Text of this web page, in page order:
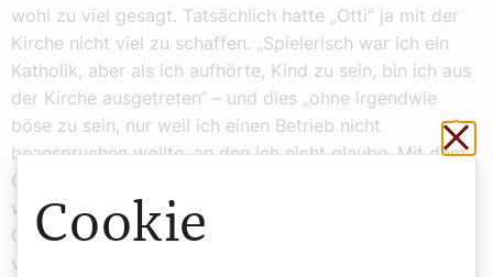
wohl zu viel gesagt. Tatsächlich hatte „Otti“ ja mit der
Kirche nicht viel zu schaffen. „Spielerisch war ich ein
Katholik, aber als ich aufhörte, Kind zu sein, bin ich aus
der Kirche ausgetreten“ – und dies „ohne irgendwie
böse zu sein, nur weil ich einen Betrieb nicht
beanspruchen wollte, an den ich nicht glaube. Mit dem
Glauben habe ich große Schwierigkeiten“, gab er vor
wenigen Jahren noch in einem Interview zu Protokoll.
Ob’s ihm passt oder nicht: Unterm Hochaltar
versammelt, gesegnet, Halleluja … Mir gefällt ja diese
Cookie